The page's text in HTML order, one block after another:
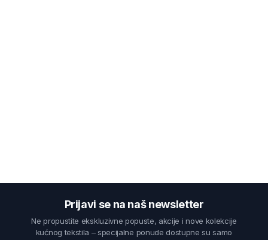
Prijavi se na naš newsletter
Ne propustite ekskluzivne popuste, akcije i nove kolekcije
kućnog tekstila – specijalne ponude dostupne su samo